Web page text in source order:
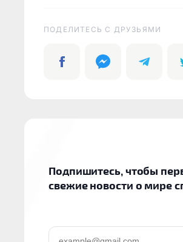
ПОДЕЛИТЕСЬ C ДРУЗЬЯМИ
Подпишитесь, чтобы
свежие новости о мире